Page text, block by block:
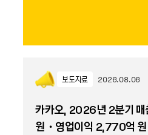
보도자료 2026.08.06
카카오, 2026년 2분기
원・영업이익 2,770억 원